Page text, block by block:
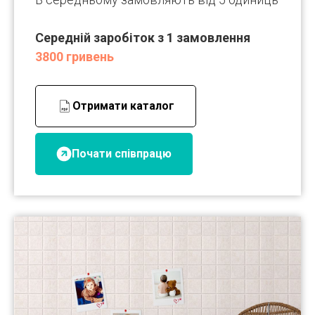
Середній заробіток з 1 замовлення
3800 гривень
Отримати каталог
Почати співпрацю